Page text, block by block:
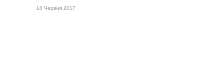
18 Червня 2017